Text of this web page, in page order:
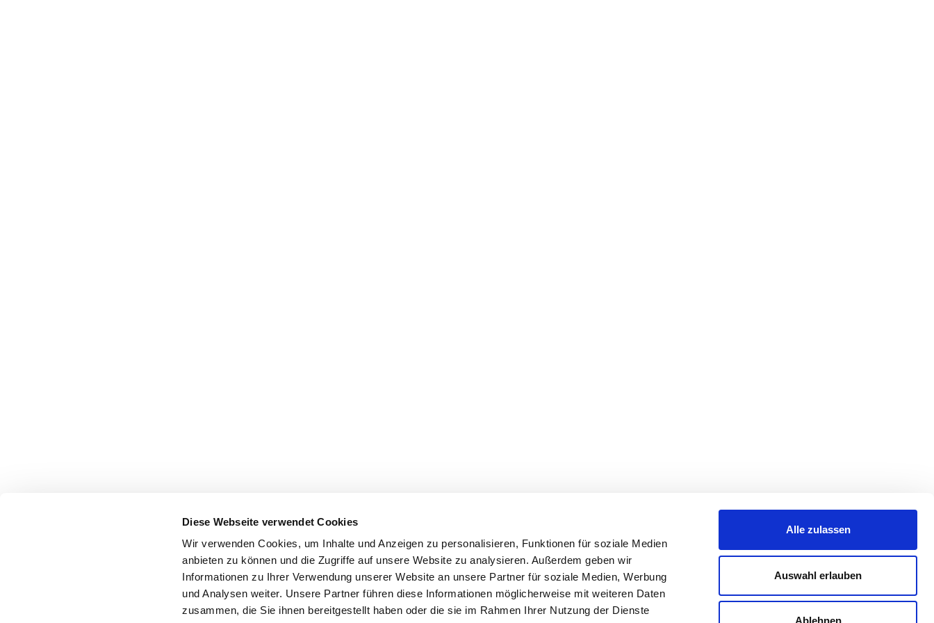
Diese Webseite verwendet Cookies
Wir verwenden Cookies, um Inhalte und Anzeigen zu personalisieren, Funktionen für soziale Medien
anbieten zu können und die Zugriffe auf unsere Website zu analysieren. Außerdem geben wir
Informationen zu Ihrer Verwendung unserer Website an unsere Partner für soziale Medien, Werbung
und Analysen weiter. Unsere Partner führen diese Informationen möglicherweise mit weiteren Daten
zusammen, die Sie ihnen bereitgestellt haben oder die sie im Rahmen Ihrer Nutzung der Dienste
Alle zulassen
Auswahl erlauben
Ablehnen